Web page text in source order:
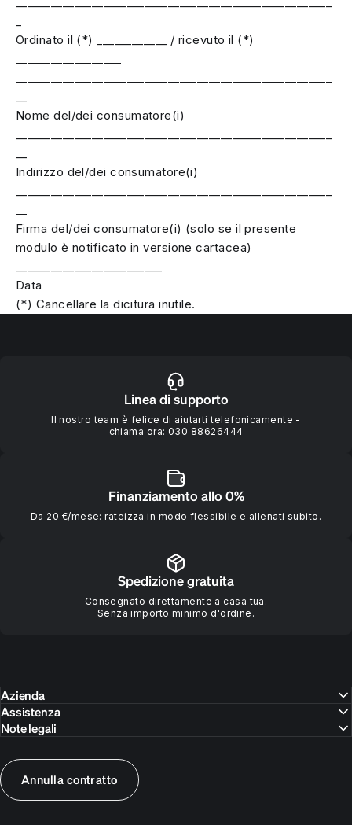
Ordinato il (*) ____________ / ricevuto il (*)
Nome del/dei consumatore(i)
Indirizzo del/dei consumatore(i)
Firma del/dei consumatore(i) (solo se il presente
modulo è notificato in versione cartacea)
Data
(*) Cancellare la dicitura inutile.
Linea di supporto
Il nostro team è felice di aiutarti telefonicamente -
chiama ora: 030 88626444
Finanziamento allo 0%
Da 20 €/mese: rateizza in modo flessibile e allenati subito.
Spedizione gratuita
Consegnato direttamente a casa tua.
Senza importo minimo d'ordine.
Azienda
Assistenza
Note legali
Annulla contratto